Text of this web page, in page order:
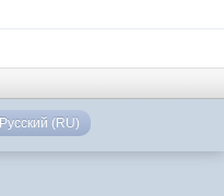
Русский (RU)